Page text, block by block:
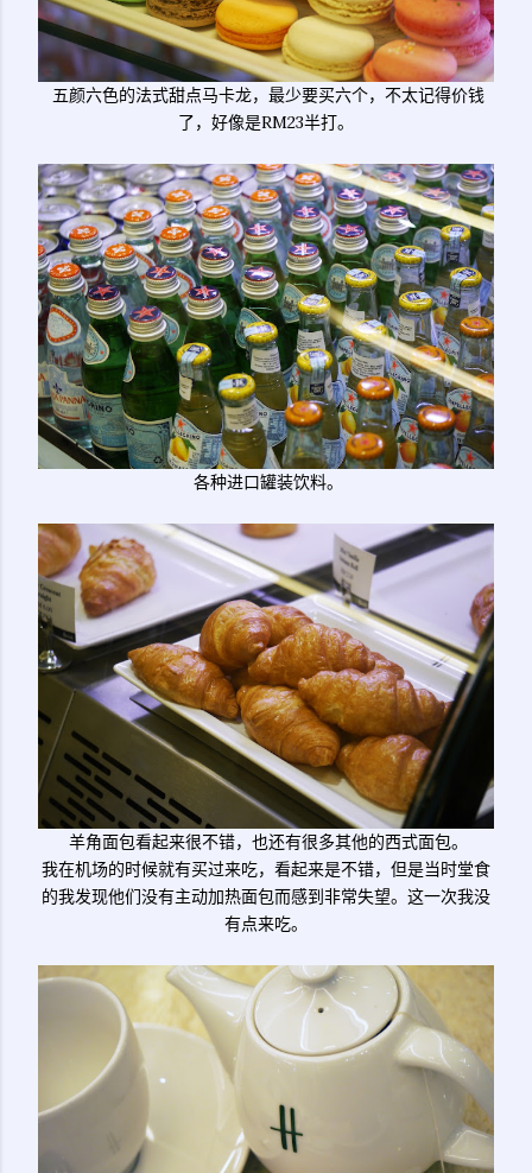
五颜六色的法式甜点马卡龙，最少要买六个，不太记得价钱
了，好像是RM23半打。
各种进口罐装饮料。
羊角面包看起来很不错，也还有很多其他的西式面包。
我在机场的时候就有买过来吃，看起来是不错，但是当时堂食
的我发现他们没有主动加热面包而感到非常失望。这一次我没
有点来吃。